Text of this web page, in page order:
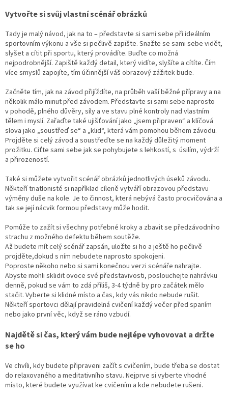
Vytvořte si svůj vlastní scénář obrázků
Tady je malý návod, jak na to – představte si sami sebe při ideálním
sportovním výkonu a vše si pečlivě zapište. Snažte se sami sebe vidět,
slyšet a cítit při sportu, který provádíte. Buďte co možná
nejpodrobnější. Zapiště každý detail, který vidíte, slyšíte a cítíte. Čím
více smyslů zapojíte, tím účinnější váš obrazový zážitek bude.
Začněte tím, jak na závod přijíždíte, na průběh vaší běžné přípravy a na
několik málo minut před závodem. Představte si sami sebe naprosto
v pohodě, plného důvěry, síly a ve stavu plné kontroly nad vlastním
tělem i myslí. Zařaďte také ujišťování jako „jsem připraven“ a klíčová
slova jako „soustřeď se“ a „klid“, která vám pomohou během závodu.
Projděte si celý závod a soustřeďte se na každý důležitý moment
prožitku. Ciťte sami sebe jak se pohybujete s lehkostí, s úsilím, výdrží
a přirozeností.
Také si můžete vytvořit scénář obrázků jednotlivých úseků závodu.
Někteří triatlonisté si například cíleně vytváří obrazovou představu
výměny duše na kole. Je to činnost, která nebývá často procvičována a
tak se její nácvik formou představy může hodit.
Pomůže to zažít si všechny potřebné kroky a zbavit se předzávodního
strachu z možného defektu během soutěže.
Až budete mít celý scénář zapsán, uložte si ho a ještě ho pečlivě
projděte,dokud s ním nebudete naprosto spokojeni.
Poproste někoho nebo si sami konečnou verzi scénáře nahrajte.
Abyste mohli sklidit ovoce své představivosti, poslouchejte nahrávku
denně, pokud se vám to zdá příliš, 3-4 týdně by pro začátek mělo
stačit. Vyberte si klidné místo a čas, kdy vás nikdo nebude rušit.
Někteří sportovci dělají pravidelná cvičení každý večer před spaním
nebo jako první věc, když se ráno vzbudí.
Najdětě si čas, který vám bude nejlépe vyhovovat a držte
se ho
Ve chvíli, kdy budete připraveni začít s cvičením, bude třeba se dostat
do relaxovaného a meditativního stavu. Nejprve si vyberte vhodné
místo, které budete využívat ke cvičením a kde nebudete rušeni.